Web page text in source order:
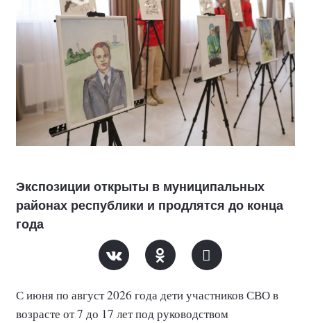
Экспозиции открыты в муниципальных
районах республики и продлятся до конца
года
С июня по август 2026 года дети участников СВО в
возрасте от 7 до 17 лет под руководством